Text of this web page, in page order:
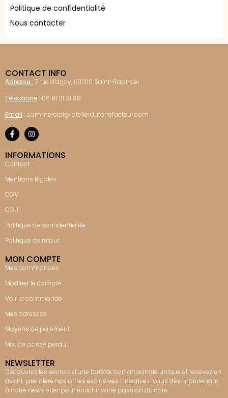
Politique de confidentialité
Nous contacter
CONTACT INFO
Adresse : 7 rue d’agay, 83700 Saint-Raphaël
Téléphone : 06 81 21 21 88
Email : commercial@latelierdutorrefacteur.com
INFORMATIONS
Contact
Mentions légales
CGV
CGU
Politique de confidentialité
Politique de retour
MON COMPTE
Mes commandes
Modifier le compte
Voir la commande
Mes adresses
Moyens de paiement
Mot de passe perdu
NEWSLETTER
Découvrez les secrets d’une torréfaction artisanale unique et recevez en
avant-première nos offres exclusives ! Inscrivez-vous dès maintenant
à notre newsletter pour enrichir votre passion du café.